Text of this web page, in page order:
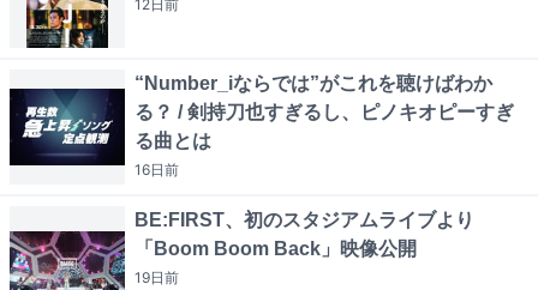
12日前
“Number_iならでは”がこれを聴けばわか
る？ / 剣持刀也すぎるし、ピノキオピーすぎ
る曲とは
16日前
BE:FIRST、初のスタジアムライブより
「Boom Boom Back」映像公開
19日前